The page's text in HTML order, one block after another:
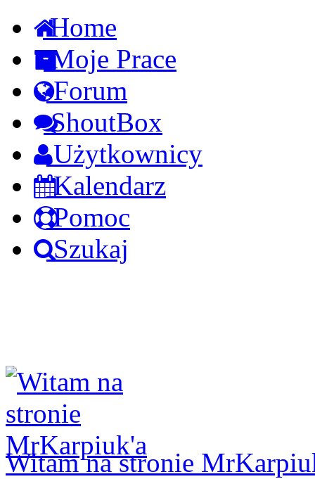
Home
Moje Prace
Forum
ShoutBox
Użytkownicy
Kalendarz
Pomoc
Szukaj
Witam na stronie